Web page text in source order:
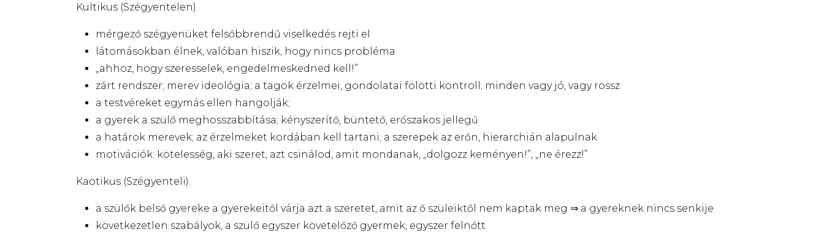
Kultikus (Szégyentelen)
mérgező szégyenüket felsőbbrendű viselkedés rejti el
látomásokban élnek, valóban hiszik, hogy nincs probléma
„ahhoz, hogy szeresselek, engedelmeskedned kell!”
zárt rendszer; merev ideológia; a tagok érzelmei, gondolatai fölötti kontroll; minden vagy jó, vagy rossz
a testvéreket egymás ellen hangolják;
a gyerek a szülő meghosszabbítása; kényszerítő, büntető, erőszakos jellegű
a határok merevek; az érzelmeket kordában kell tartani; a szerepek az erőn, hierarchián alapulnak
motivációk: kötelesség, aki szeret, azt csinálod, amit mondanak, „dolgozz keményen!”, „ne érezz!”
Kaotikus (Szégyenteli)
a szülők belső gyereke a gyerekeitől várja azt a szeretet, amit az ő szüleiktől nem kaptak meg ⇒ a gyereknek nincs senkije
következetlen szabályok, a szülő egyszer követelőző gyermek, egyszer felnőtt